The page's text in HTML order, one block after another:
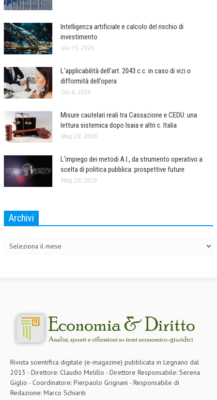
Intelligenza artificiale e calcolo del rischio di
investimento
Giu 15, 2026
L’applicabilità dell’art. 2043 c.c. in caso di vizi o
difformità dell’opera
Giu 4, 2026
Misure cautelari reali tra Cassazione e CEDU: una
lettura sistemica dopo Isaia e altri c. Italia
Mag 28, 2026
L’impiego dei metodi A.I., da strumento operativo a
scelta di politica pubblica: prospettive future
Mag 28, 2026
Archivi
Rivista scientifica digitale (e-magazine) pubblicata in Legnano dal
2013 - Direttore: Claudio Melillo - Direttore Responsabile: Serena
Giglio - Coordinatore: Pierpaolo Grignani - Responsabile di
Redazione: Marco Schiariti